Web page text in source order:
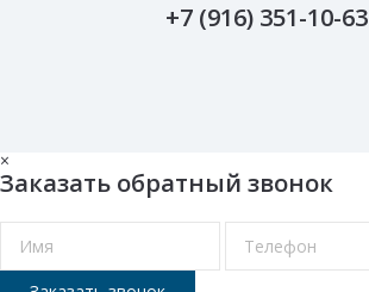
+7 (916) 351-10-63
×
Заказать обратный звонок